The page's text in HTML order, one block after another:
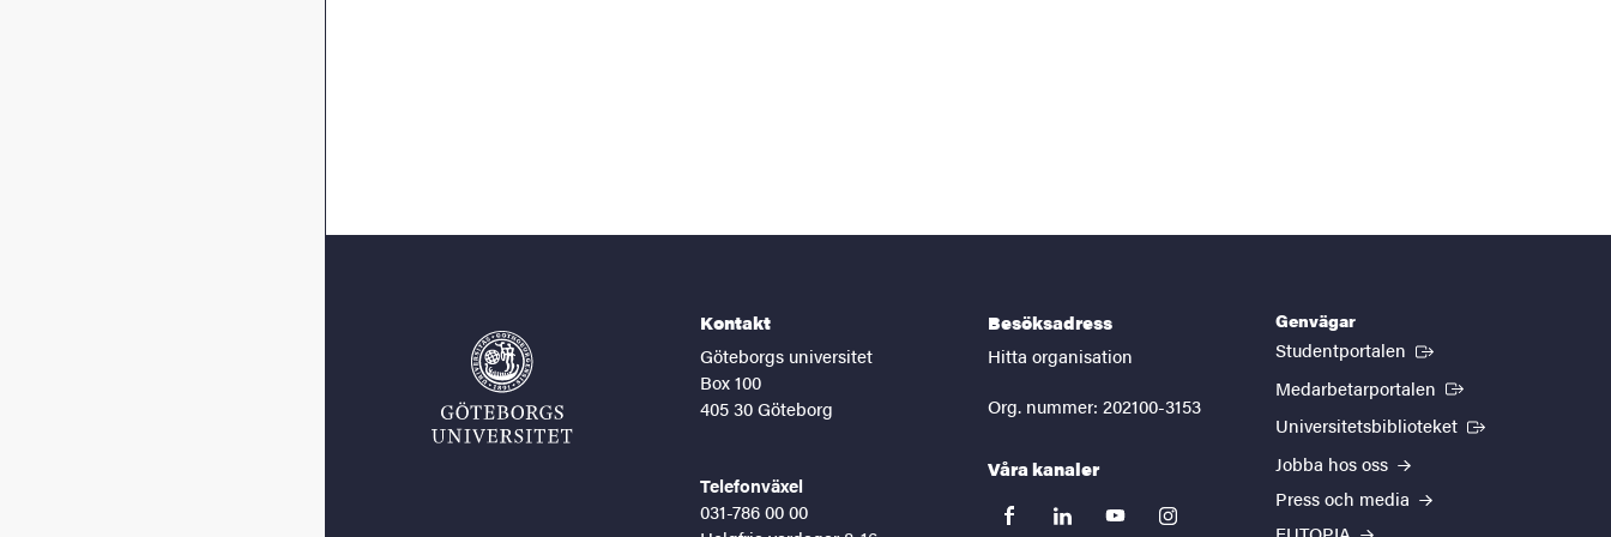
Kontakt
Göteborgs universitet
Box 100
405 30 Göteborg
Telefonväxel
031-786 00 00
Besöksadress
Hitta organisation
Org. nummer: 202100-3153
Våra kanaler
facebooklinkedinyoutubeinstagram
Genvägar
Studentportalen (Extern länk)
Medarbetarportalen (Extern länk)
Universitetsbiblioteket (Extern länk)
Jobba hos oss
Press och media